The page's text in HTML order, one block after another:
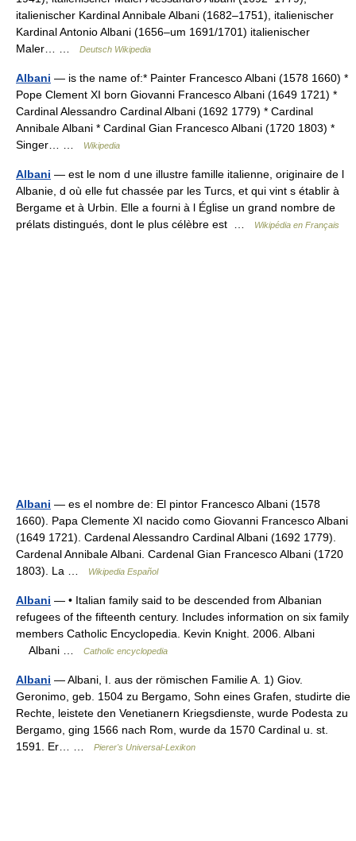
italienischer Kardinal Annibale Albani (1682–1751), italienischer
Kardinal Antonio Albani (1656–um 1691/1701) italienischer
Maler… …
Deutsch Wikipedia
Albani — is the name of:* Painter Francesco Albani (1578 1660) *
Pope Clement XI born Giovanni Francesco Albani (1649 1721) *
Cardinal Alessandro Cardinal Albani (1692 1779) * Cardinal
Annibale Albani * Cardinal Gian Francesco Albani (1720 1803) *
Singer… …
Wikipedia
Albani — est le nom d une illustre famille italienne, originaire de l
Albanie, d où elle fut chassée par les Turcs, et qui vint s établir à
Bergame et à Urbin. Elle a fourni à l Église un grand nombre de
prélats distingués, dont le plus célèbre est …
Wikipédia en Français
Albani — es el nombre de: El pintor Francesco Albani (1578
1660). Papa Clemente XI nacido como Giovanni Francesco Albani
(1649 1721). Cardenal Alessandro Cardinal Albani (1692 1779).
Cardenal Annibale Albani. Cardenal Gian Francesco Albani (1720
1803). La …
Wikipedia Español
Albani — • Italian family said to be descended from Albanian
refugees of the fifteenth century. Includes information on six family
members Catholic Encyclopedia. Kevin Knight. 2006. Albani
Albani …
Catholic encyclopedia
Albani — Albani, I. aus der römischen Familie A. 1) Giov.
Geronimo, geb. 1504 zu Bergamo, Sohn eines Grafen, studirte die
Rechte, leistete den Venetianern Kriegsdienste, wurde Podesta zu
Bergamo, ging 1566 nach Rom, wurde da 1570 Cardinal u. st.
1591. Er… …
Pierer's Universal-Lexikon